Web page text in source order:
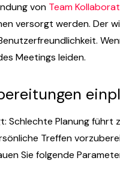
von Team
versorgt werden. Der
Meetings leiden.
Schlechte Planung führt
Treffen
Sie folgende